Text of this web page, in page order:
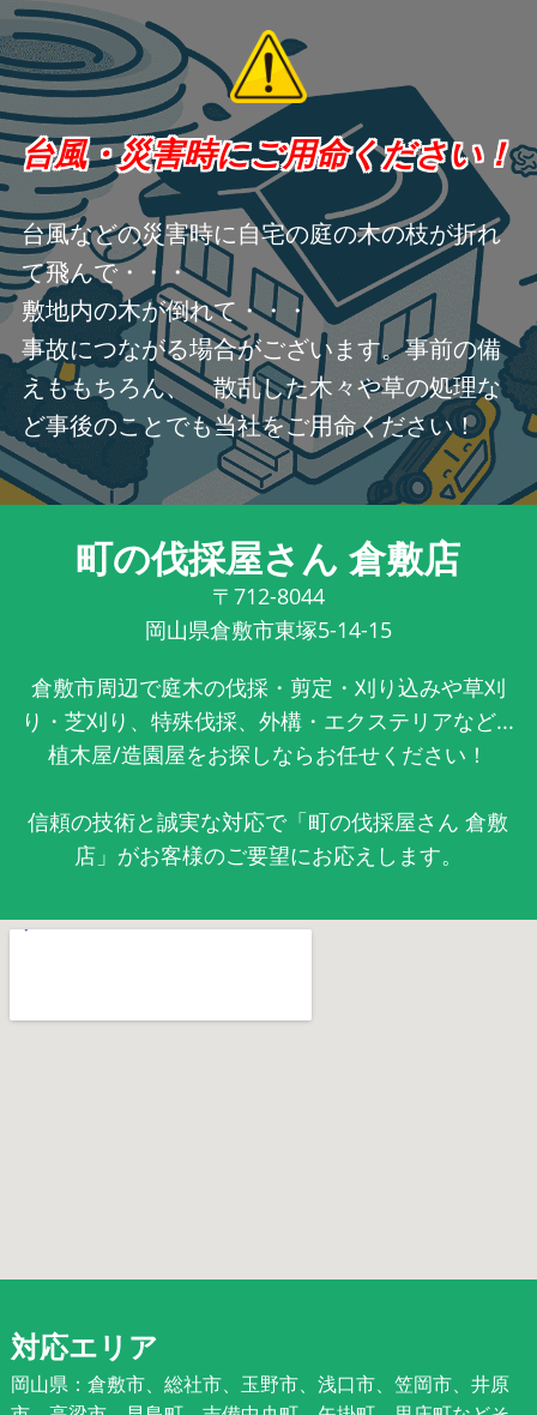
台風・災害時にご用命ください！
台風などの災害時に自宅の庭の木の枝が折れ
て飛んで・・・
敷地内の木が倒れて・・・
事故につながる場合がございます。事前の備
えももちろん、 散乱した木々や草の処理な
ど事後のことでも当社をご用命ください！
町の伐採屋さん 倉敷店
〒712-8044
岡山県倉敷市東塚5-14-15
倉敷市周辺で庭木の伐採・剪定・刈り込みや草刈
り・芝刈り、特殊伐採、外構・エクステリアなど...
植木屋/造園屋をお探しならお任せください！
信頼の技術と誠実な対応で「町の伐採屋さん 倉敷
店」がお客様のご要望にお応えします。
対応エリア
岡山県：倉敷市、総社市、玉野市、浅口市、笠岡市、井原